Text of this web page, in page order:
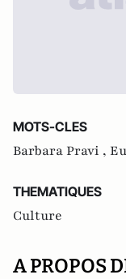
MOTS-CLES
Barbara Pravi ,
THEMATIQUES
Culture
A PROPOS